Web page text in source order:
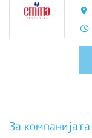
За компанијата